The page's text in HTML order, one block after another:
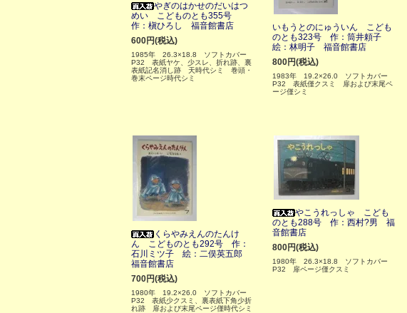
やぎのはかせのだいはつ
めい こどものとも355号
作：槇ひろし 福音館書店
600円(税込)
1985年 26.3×18.8 ソフトカバー
P32 表紙ヤケ、少スレ、折れ跡、裏
表紙記名消し跡 天時代シミ 巻頭・
巻末ページ時代シミ
いもうとのにゅういん こども
のとも323号 作：筒井頼子
絵：林明子 福音館書店
800円(税込)
1983年 19.2×26.0 ソフトカバー
P32 表紙僅クスミ 扉および末尾ペ
ージ僅シミ
くらやみえんのたんけ
ん こどものとも292号 作：
石川ミツ子 絵：二俣英五郎
福音館書店
700円(税込)
1980年 19.2×26.0 ソフトカバー
P32 表紙少クスミ、裏表紙下角少折
れ跡 扉および末尾ページ僅時代シミ
やこうれっしゃ こども
のとも288号 作：西村?男 福
音館書店
800円(税込)
1980年 26.3×18.8 ソフトカバー
P32 扉ページ僅クスミ